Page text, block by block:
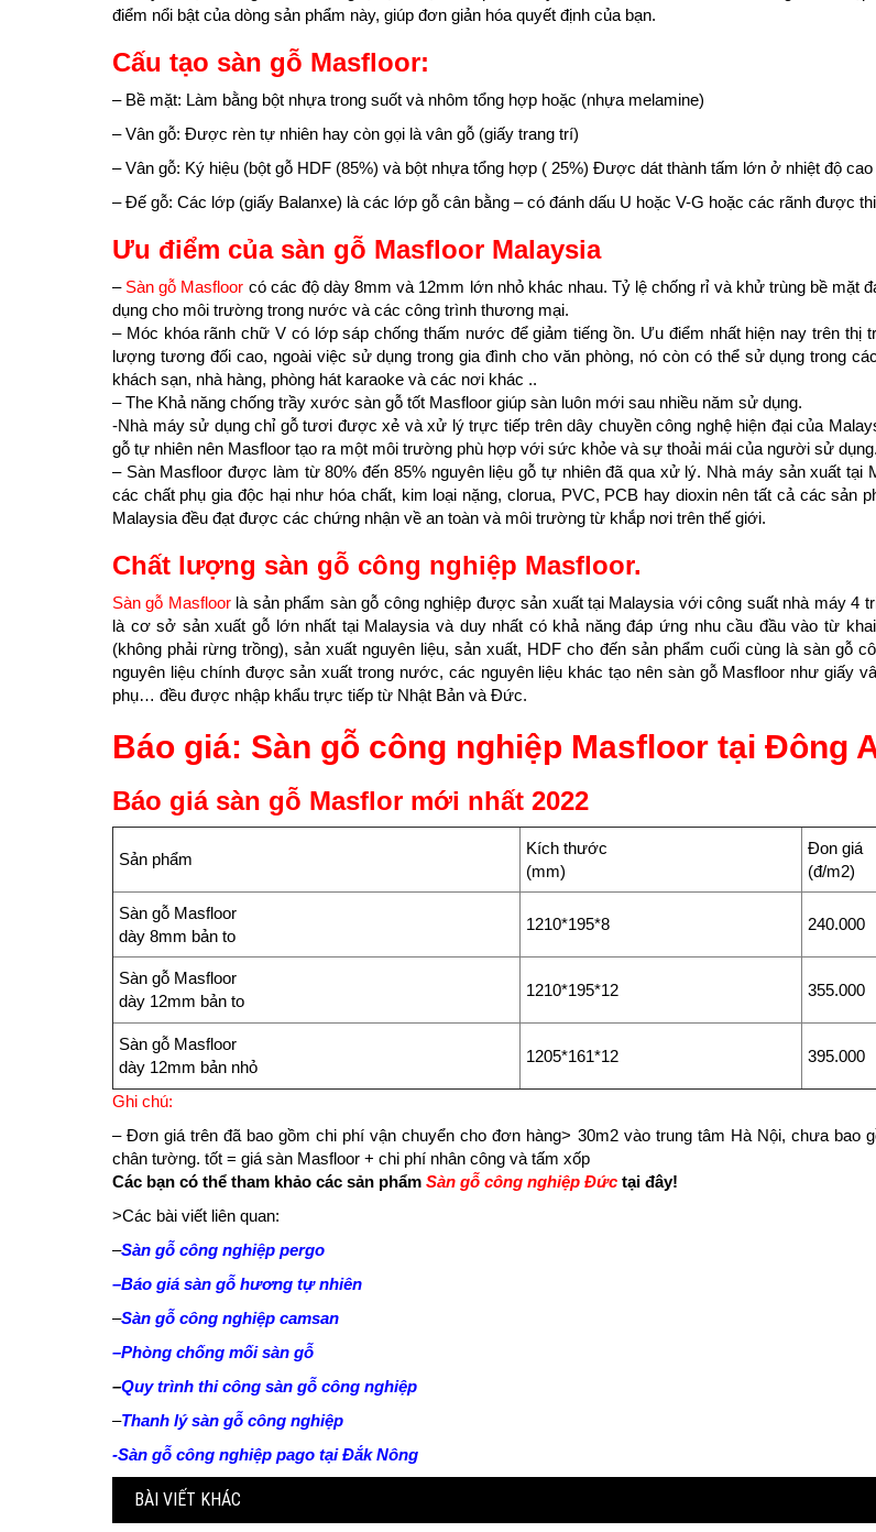
điểm nổi bật của dòng sản phẩm này, giúp đơn giản hóa quyết định của bạn.
Cấu tạo sàn gỗ Masfloor:
– Bề mặt: Làm bằng bột nhựa trong suốt và nhôm tổng hợp hoặc (nhựa melamine)
– Vân gỗ: Được rèn tự nhiên hay còn gọi là vân gỗ (giấy trang trí)
– Vân gỗ: Ký hiệu (bột gỗ HDF (85%) và bột nhựa tổng hợp ( 25%) Được dát thành tấm lớn ở nhiệt độ cao
– Đế gỗ: Các lớp (giấy Balanxe) là các lớp gỗ cân bằng – có đánh dấu U hoặc V-G hoặc các rãnh được
Ưu điểm của sàn gỗ Masfloor Malaysia
– Sàn gỗ Masfloor có các độ dày 8mm và 12mm lớn nhỏ khác nhau. Tỷ lệ chống rỉ và khử trùng bề mặt
dụng cho môi trường trong nước và các công trình thương mại.
– Móc khóa rãnh chữ V có lớp sáp chống thấm nước để giảm tiếng ồn. Ưu điểm nhất hiện nay trên thị
lượng tương đối cao, ngoài việc sử dụng trong gia đình cho văn phòng, nó còn có thể sử dụng trong
khách sạn, nhà hàng, phòng hát karaoke và các nơi khác ..
– The Khả năng chống trầy xước sàn gỗ tốt Masfloor giúp sàn luôn mới sau nhiều năm sử dụng.
-Nhà máy sử dụng chỉ gỗ tươi được xẻ và xử lý trực tiếp trên dây chuyền công nghệ hiện đại của
gỗ tự nhiên nên Masfloor tạo ra một môi trường phù hợp với sức khỏe và sự thoải mái của người sử dụng.
– Sàn Masfloor được làm từ 80% đến 85% nguyên liệu gỗ tự nhiên đã qua xử lý. Nhà máy sản xuất tại
các chất phụ gia độc hại như hóa chất, kim loại nặng, clorua, PVC, PCB hay dioxin nên tất cả các sản
Malaysia đều đạt được các chứng nhận về an toàn và môi trường từ khắp nơi trên thế giới.
Chất lượng sàn gỗ công nghiệp Masfloor.
Sàn gỗ Masfloorlà sản phẩm sàn gỗ công nghiệp được sản xuất tại Malaysia với công suất nhà máy 4
là cơ sở sản xuất gỗ lớn nhất tại Malaysia và duy nhất có khả năng đáp ứng nhu cầu đầu vào từ
(không phải rừng trồng), sản xuất nguyên liệu, sản xuất, HDF cho đến sản phẩm cuối cùng là sàn gỗ
nguyên liệu chính được sản xuất trong nước, các nguyên liệu khác tạo nên sàn gỗ Masfloor như giấy
phụ… đều được nhập khẩu trực tiếp từ Nhật Bản và Đức.
Báo giá: Sàn gỗ công nghiệp Masfloor tại Đông
Báo giá sàn gỗ Masflor mới nhất 2022
Sản phẩm
Kích thước
(mm)
Đon giá
(đ/m2)
Sàn gỗ Masfloor
dày 8mm bản to
1210*195*8 240.000
Sàn gỗ Masfloor
dày 12mm bản to
1210*195*12 355.000
Sàn gỗ Masfloor
dày 12mm bản nhỏ
1205*161*12 395.000
Ghi chú:
– Đơn giá trên đã bao gồm chi phí vận chuyển cho đơn hàng> 30m2 vào trung tâm Hà Nội, chưa bao
chân tường. tốt = giá sàn Masfloor + chi phí nhân công và tấm xốp
Các bạn có thể tham khảo các sản phẩm Sàn gỗ công nghiệp Đức tại đây!
>Các bài viết liên quan:
–Sàn gỗ công nghiệp pergo
–Báo giá sàn gỗ hương tự nhiên
–Sàn gỗ công nghiệp camsan
–Phòng chống mối sàn gỗ
–Quy trình thi công sàn gỗ công nghiệp
–Thanh lý sàn gỗ công nghiệp
-Sàn gỗ công nghiệp pago tại Đắk Nông
BÀI VIẾT KHÁC